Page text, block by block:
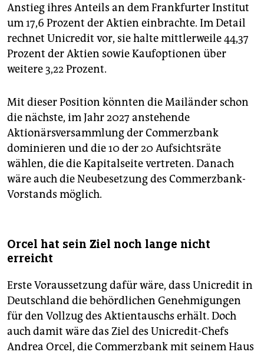
Anstieg ihres Anteils an dem Frankfurter Institut
um 17,6 Prozent der Aktien einbrachte. Im Detail
rechnet Unicredit vor, sie halte mittlerweile 44,37
Prozent der Aktien sowie Kaufoptionen über
weitere 3,22 Prozent.
Mit dieser Position könnten die Mailänder schon
die nächste, im Jahr 2027 anstehende
Aktionärsversammlung der Commerzbank
dominieren und die 10 der 20 Aufsichtsräte
wählen, die die Kapitalseite vertreten. Danach
wäre auch die Neubesetzung des Commerzbank-
Vorstands möglich.
Orcel hat sein Ziel noch lange nicht
erreicht
Erste Voraussetzung dafür wäre, dass Unicredit in
Deutschland die behördlichen Genehmigungen
für den Vollzug des Aktientauschs erhält. Doch
auch damit wäre das Ziel des Unicredit-Chefs
Andrea Orcel, die Commerzbank mit seinem Haus